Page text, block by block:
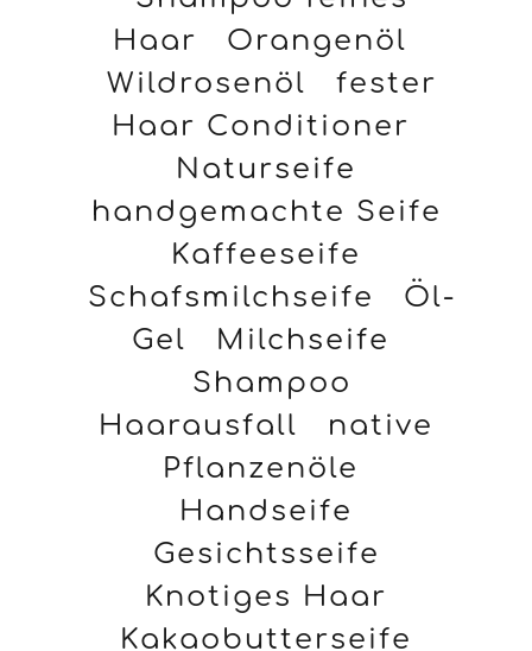
Haar
Orangenöl
Wildrosenöl
fester
Haar Conditioner
Naturseife
handgemachte Seife
Kaffeeseife
Schafsmilchseife
Öl-
Gel
Milchseife
Shampoo
Haarausfall
native
Pflanzenöle
Handseife
Gesichtsseife
Knotiges Haar
Kakaobutterseife